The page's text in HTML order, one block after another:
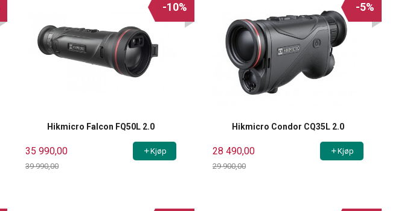
Hikmicro Falcon FQ50L 2.0
35 990,00
39 990,00
-10%
Kjøp
Hikmicro Condor CQ35L 2.0
28 490,00
29 900,00
-5%
Kjøp